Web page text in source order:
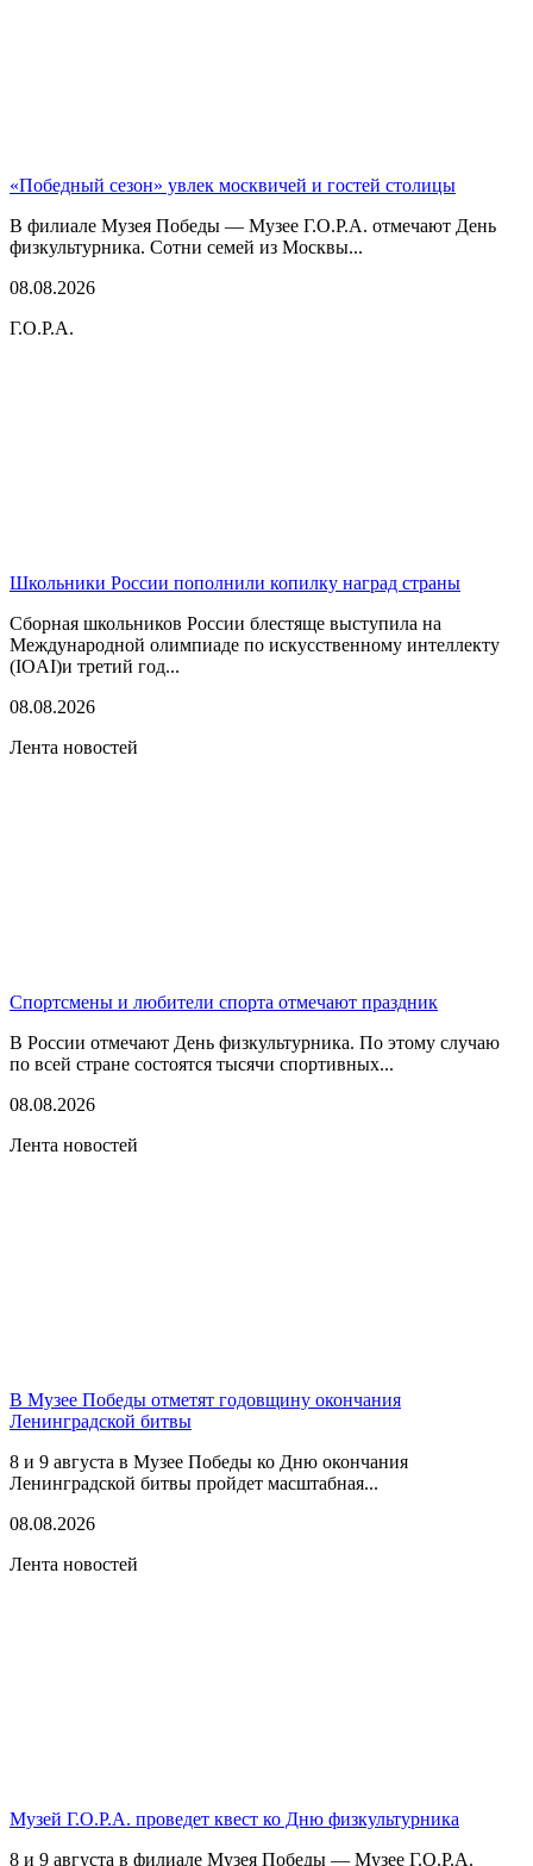
«Победный сезон» увлек москвичей и гостей столицы
В филиале Музея Победы — Музее Г.О.Р.А. отмечают День
физкультурника. Сотни семей из Москвы...
08.08.2026
Г.О.Р.А.
Школьники России пополнили копилку наград страны
Сборная школьников России блестяще выступила на
Международной олимпиаде по искусственному интеллекту
(IOAI)и третий год...
08.08.2026
Лента новостей
Спортсмены и любители спорта отмечают праздник
В России отмечают День физкультурника. По этому случаю
по всей стране состоятся тысячи спортивных...
08.08.2026
Лента новостей
В Музее Победы отметят годовщину окончания
Ленинградской битвы
8 и 9 августа в Музее Победы ко Дню окончания
Ленинградской битвы пройдет масштабная...
08.08.2026
Лента новостей
Музей Г.О.Р.А. проведет квест ко Дню физкультурника
8 и 9 августа в филиале Музея Победы — Музее Г.О.Р.А.